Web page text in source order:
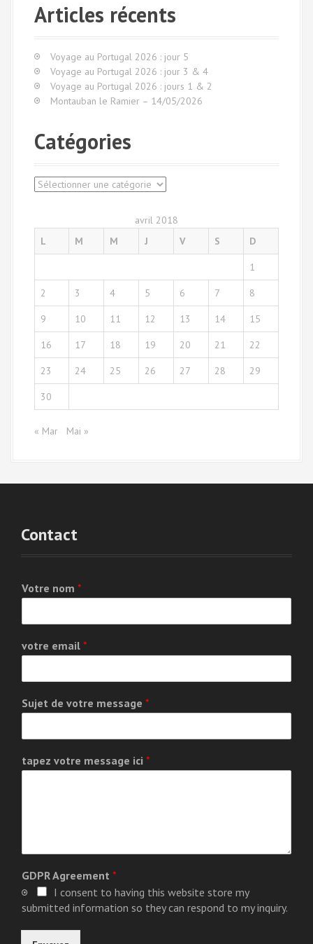
rArticles récents
Voyage au Portugal 2026 : jour 5
Voyage au Portugal 2026 : jour 3 & 4
Voyage au Portugal 2026 : jours 1 & 2
Montauban le Ramier – 14/05/2026
Catégories
C
é
o
avril 2018
L
M M J V S D
1
2 3 4 5 6 7 8
9 10 11 12 13 14 15
16 17 18 19 20 21 22
23 24 25 26 27 28 29
30
« Mar Mai »
Contact
Votre nom *
votre email *
Sujet de votre message *
tapez votre message ici *
GDPR Agreement *
I consent to having this website store my
submitted information so they can respond to my inquiry.